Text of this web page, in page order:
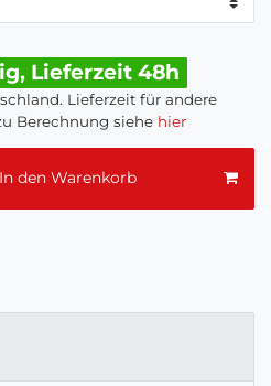
Lieferzeit 48h
Lieferzeit für andere
Berechnung siehe hier
In den Warenkorb